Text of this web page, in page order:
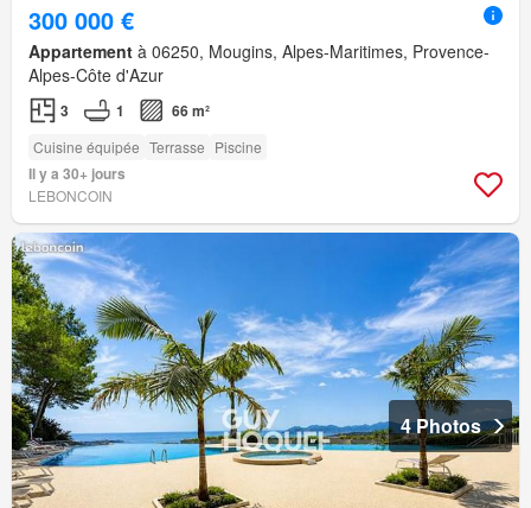
300 000 €
Appartement à 06250, Mougins, Alpes-Maritimes, Provence-
Alpes-Côte d'Azur
3 1 66 m²
Cuisine équipée Terrasse Piscine
Il y a 30+ jours
LEBONCOIN
4 Photos